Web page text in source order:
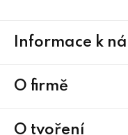
Informace k
O firmě
O tvoření